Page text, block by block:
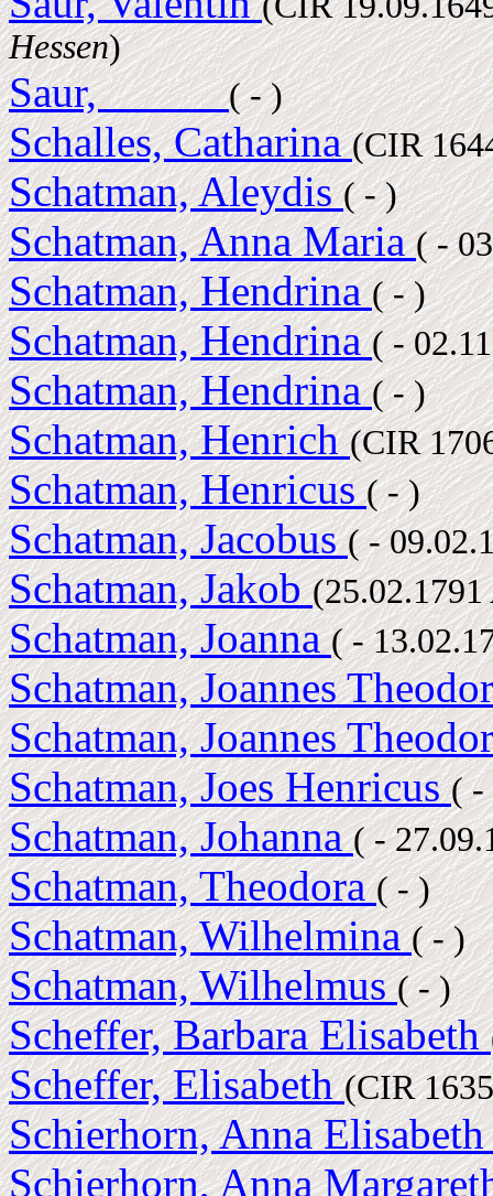
Hessen)
Saur, _____( - )
Schalles, Catharina(CIR
Schatman, Aleydis( - )
Schatman, Anna Maria( -
Schatman, Hendrina( - )
Schatman, Hendrina( -
Schatman, Hendrina( - )
Schatman, Henrich(CIR
Schatman, Henricus( - )
Schatman, Jacobus( -
Schatman, Jakob(25.02.1791
Schatman, Joanna( -
Schatman, Joannes
Schatman, Joannes
Schatman, Joes Henricus( -
Schatman, Johanna( -
Schatman, Theodora( - )
Schatman, Wilhelmina( - )
Schatman, Wilhelmus( - )
Scheffer, Barbara Elisabeth
Scheffer, Elisabeth(CIR
Schierhorn, Anna
Schierhorn, Anna